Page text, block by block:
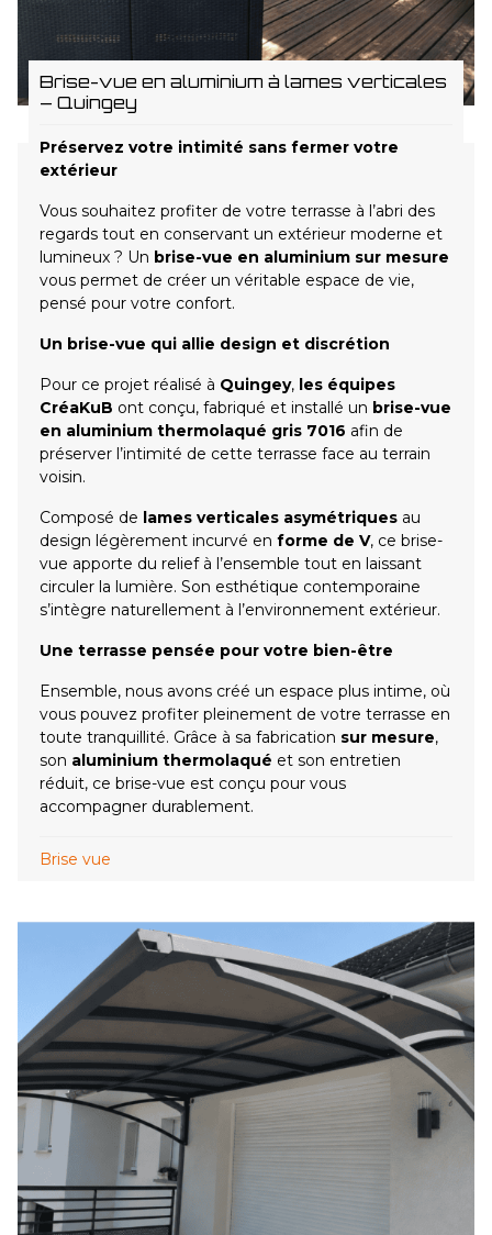
Brise-vue en aluminium à lames verticales
– Quingey
Préservez votre intimité sans fermer votre
extérieur
Vous souhaitez profiter de votre terrasse à l’abri des
regards tout en conservant un extérieur moderne et
lumineux ? Un brise-vue en aluminium sur mesure
vous permet de créer un véritable espace de vie,
pensé pour votre confort.
Un brise-vue qui allie design et discrétion
Pour ce projet réalisé à Quingey, les équipes
CréaKuB ont conçu, fabriqué et installé un brise-vue
en aluminium thermolaqué gris 7016 afin de
préserver l’intimité de cette terrasse face au terrain
voisin.
Composé de lames verticales asymétriques au
design légèrement incurvé en forme de V, ce brise-
vue apporte du relief à l’ensemble tout en laissant
circuler la lumière. Son esthétique contemporaine
s’intègre naturellement à l’environnement extérieur.
Une terrasse pensée pour votre bien-être
Ensemble, nous avons créé un espace plus intime, où
vous pouvez profiter pleinement de votre terrasse en
toute tranquillité. Grâce à sa fabrication sur mesure,
son aluminium thermolaqué et son entretien
réduit, ce brise-vue est conçu pour vous
accompagner durablement.
Brise vue